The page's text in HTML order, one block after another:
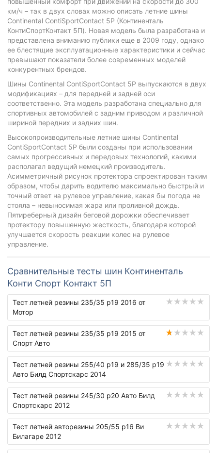
км/ч – так в двух словах можно описать летние шины
Continental ContiSportContact 5P (Континенталь
КонтиСпортКонтакт 5П). Новая модель была разработана и
представлена вниманию публики еще в 2009 году, однако
ее блестящие эксплуатационные характеристики и сейчас
превышают показатели более современных моделей
конкурентных брендов.
Шины Continental ContiSportContact 5P выпускаются в двух
модификациях – для передней и задней оси
соответственно. Эта модель разработана специально для
спортивных автомобилей с задним приводом и различной
шириной передних и задних шин.
Высокопроизводительные летние шины Continental
ContiSportContact 5P были созданы при использовании
самых прогрессивных и передовых технологий, какими
располагал ведущий немецкий производитель.
Асимметричный рисунок протектора спроектирован таким
образом, чтобы дарить водителю максимально быстрый и
точный ответ на рулевое управление, какая бы погода не
стояла – невыносимая жара или проливной дождь.
Пятиреберный дизайн беговой дорожки обеспечивает
протектору повышенную жесткость, благодаря которой
улучшается скорость реакции колес на рулевое
управление.
Сравнительные тесты шин Континенталь
Конти Спорт Контакт 5П
Тест летней резины 235/35 р19 2016 от
Мотор
Тест летней резины 235/35 р19 2015 от
Спорт Авто
Тест летней резины 255/40 р19 и 285/35 р19
Авто Билд Спортскарс 2014
Тест летней резины 245/30 р20 Авто Билд
Спортскарс 2012
Тест летней авторезины 205/55 р16 Ви
Билагаре 2012